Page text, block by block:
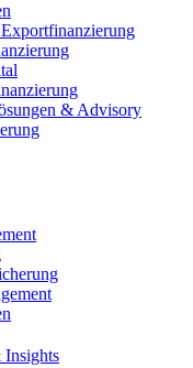
& Advisory
Insights